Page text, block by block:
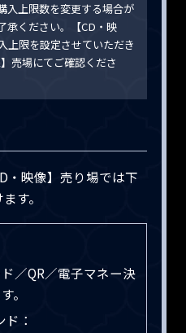
入上限数を変更する場合が
承ください。【CD・映
上限を設定させていただき
売場にてご確認くださ
・映像】売り場では下
す。
／QR／電子マネー決
。
：